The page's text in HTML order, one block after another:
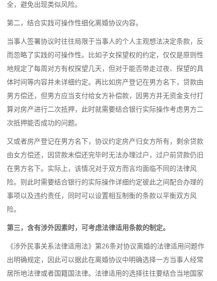
全，避免出现类似风险。
第二，结合实践可操作性细化离婚协议内容。
当事人签署协议时往往局限于当事人的个人主观想法决定条款，反
而忽略了实践的可操作性。比如子女探望权的约定，仅仅是原则性
地规定了每周对方有权探望几天，但对于能否带走过夜、探望的具
体时间等内容并未详细约定。再比如房产登记在男方名下，贷款由
男方偿还，但男方应当支付给女方补偿款，因男方并无资金支付打
算对房产进行二次抵押，此时就需要结合银行实际操作考虑男方二
次抵押能否成功的问题。
又或者房产登记在男方名下，协议约定房产归女方所有，剩余贷款
由女方偿还，因贷款未偿还完毕时无法办理过户，过户前贷款仍旧
在男方名下。实际上，该情况对于双方而言均面临不同的法律风
险。则此时需要结合银行的实际操作详细约定彼此之间配合办理的
事项以及违约责任，同时可以设置相互制衡的条款以平衡双方风
险。
第三，含有涉外因素时，可考虑法律适用条款的制定。
《涉外民事关系法律适用法》第26条对协议离婚的法律适用问题作
出明确规定，因此可以据此在离婚协议中明确选择一方当事人经常
居所地法律或者国籍国法律。法律适用的选择往往要结合当地国家